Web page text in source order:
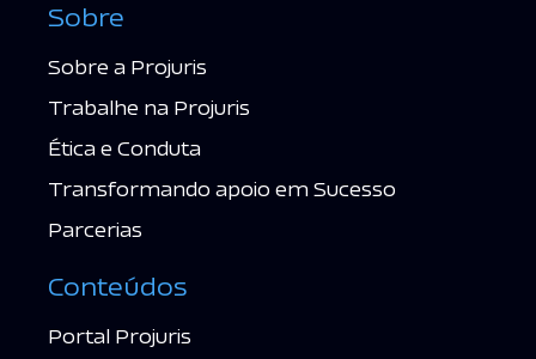
Sobre
Sobre a Projuris
Trabalhe na Projuris
Ética e Conduta
Transformando apoio em Sucesso
Parcerias
Conteúdos
Portal Projuris